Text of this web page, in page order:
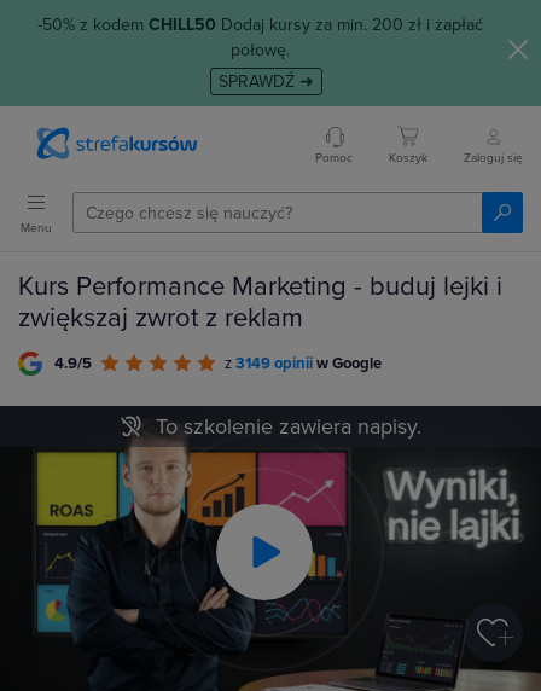
-50% z kodem CHILL50 Dodaj kursy za min. 200 zł i zapłać
połowę.
SPRAWDŹ ➜
Pomoc Koszyk Zaloguj się
Menu
Kurs Performance Marketing - buduj lejki i
zwiększaj zwrot z reklam
4.9/5 z3149 opiniiw Google
Play
To szkolenie zawiera napisy.